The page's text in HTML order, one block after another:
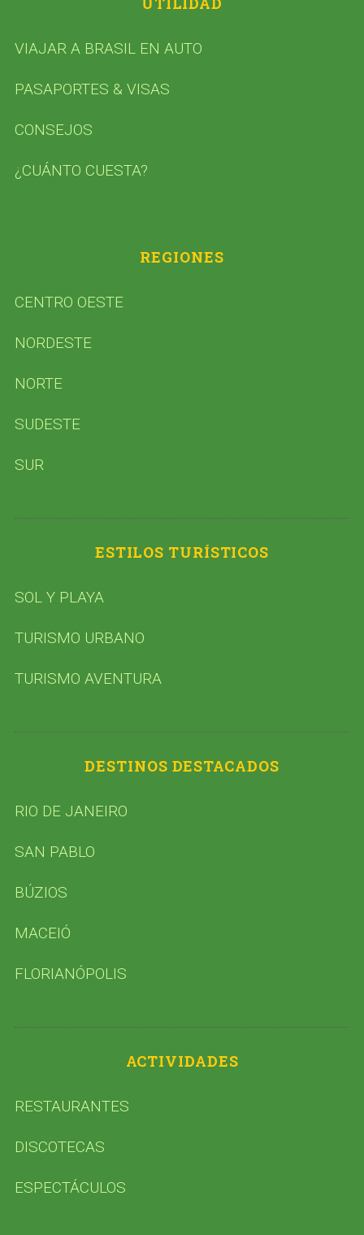
VIAJAR A BRASIL EN AUTO
PASAPORTES & VISAS
CONSEJOS
¿CUÁNTO CUESTA?
REGIONES
CENTRO OESTE
NORDESTE
NORTE
SUDESTE
SUR
ESTILOS TURÍSTICOS
SOL Y PLAYA
TURISMO URBANO
TURISMO AVENTURA
DESTINOS DESTACADOS
RIO DE JANEIRO
SAN PABLO
BÚZIOS
MACEIÓ
FLORIANÓPOLIS
ACTIVIDADES
RESTAURANTES
DISCOTECAS
ESPECTÁCULOS